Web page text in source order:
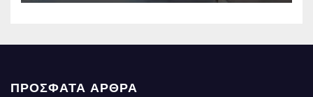
ΠΡΌΣΦΑΤΑ ΆΡΘΡΑ